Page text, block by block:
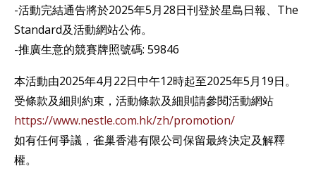
-活動完結通告將於2025年5月28日刊登於星島日報、The
Standard及活動網站公佈。
-推廣生意的競賽牌照號碼: 59846
本活動由2025年4月22日中午12時起至2025年5月19日。
受條款及細則約束，活動條款及細則請參閱活動網站
https://www.nestle.com.hk/zh/promotion/
如有任何爭議，雀巢香港有限公司保留最終決定及解釋
權。